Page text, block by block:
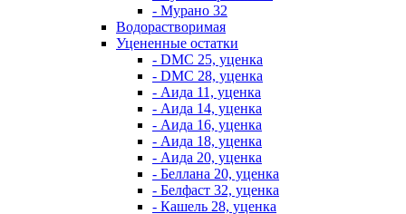
- Мурано 32
Водорастворимая
Уцененные остатки
- DMC 25, уценка
- DMC 28, уценка
- Аида 11, уценка
- Аида 14, уценка
- Аида 16, уценка
- Аида 18, уценка
- Аида 20, уценка
- Беллана 20, уценка
- Белфаст 32, уценка
- Кашель 28, уценка